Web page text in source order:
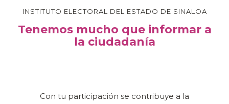
INSTITUTO ELECTORAL DEL ESTADO DE SINALOA
Tenemos mucho que informar a
la ciudadanía
Con tu participación se contribuye a la